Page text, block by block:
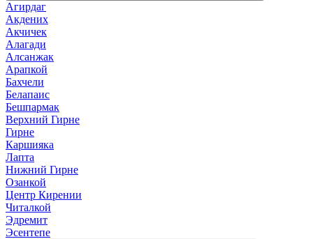
Агирдаг
Акдених
Акчичек
Алагади
Алсанжак
Арапкой
Бахчели
Белапаис
Бешпармак
Верхний Гирне
Гирне
Каршияка
Лапта
Нижний Гирне
Озанкой
Центр Кирении
Читалкой
Эдремит
Эсентепе